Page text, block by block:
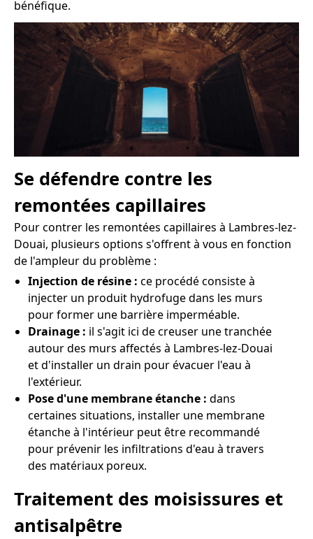
bénéfique.
Se défendre contre les
remontées capillaires
Pour contrer les remontées capillaires à Lambres-lez-
Douai, plusieurs options s'offrent à vous en fonction
de l'ampleur du problème :
Injection de résine : ce procédé consiste à
injecter un produit hydrofuge dans les murs
pour former une barrière imperméable.
Drainage : il s'agit ici de creuser une tranchée
autour des murs affectés à Lambres-lez-Douai
et d'installer un drain pour évacuer l'eau à
l'extérieur.
Pose d'une membrane étanche : dans
certaines situations, installer une membrane
étanche à l'intérieur peut être recommandé
pour prévenir les infiltrations d'eau à travers
des matériaux poreux.
Traitement des moisissures et
antisalpêtre